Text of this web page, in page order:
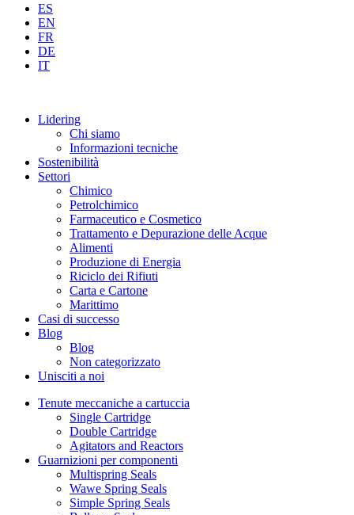
ES
EN
FR
DE
IT
Lidering
Chi siamo
Informazioni tecniche
Sostenibilità
Settori
Chimico
Petrolchimico
Farmaceutico e Cosmetico
Trattamento e Depurazione delle Acque
Alimenti
Produzione di Energia
Riciclo dei Rifiuti
Carta e Cartone
Marittimo
Casi di successo
Blog
Blog
Non categorizzato
Unisciti a noi
Tenute meccaniche a cartuccia
Single Cartridge
Double Cartridge
Agitators and Reactors
Guarnizioni per componenti
Multispring Seals
Wawe Spring Seals
Simple Spring Seals